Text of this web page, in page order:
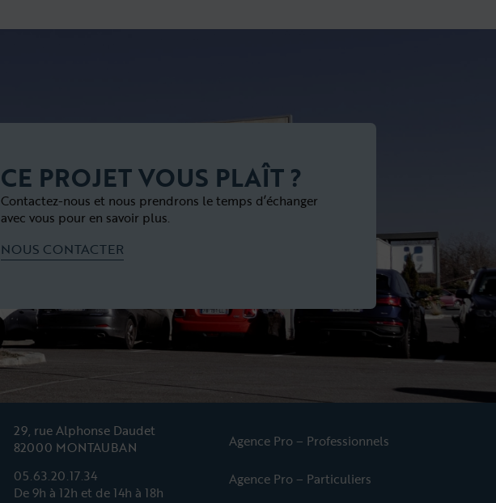
CE PROJET VOUS PLAÎT ?
Contactez-nous et nous prendrons le temps d’échanger
avec vous pour en savoir plus.
NOUS CONTACTER
29, rue Alphonse Daudet
82000 MONTAUBAN
05.63.20.17.34
De 9h à 12h et de 14h à 18h
Agence Pro – Professionnels
Agence Pro – Particuliers